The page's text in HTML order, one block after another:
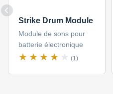
Strike Drum Module
Module de sons pour
batterie électronique
(1)